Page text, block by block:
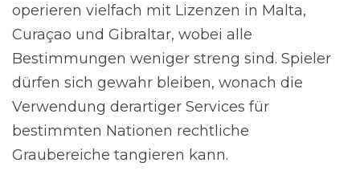
operieren vielfach mit Lizenzen in Malta,
Curaçao und Gibraltar, wobei alle
Bestimmungen weniger streng sind. Spieler
dürfen sich gewahr bleiben, wonach die
Verwendung derartiger Services für
bestimmten Nationen rechtliche
Graubereiche tangieren kann.